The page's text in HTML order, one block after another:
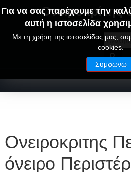
ΟΝΕΙΡΑ ΕΡΜΗΝΕΙΕΣ - ΑΛΦΑΒΗΤΙΚΟΣ
Για να σας παρέχουμε την
αυτή η ιστοσελίδα
Με τη χρήση της ιστοσελίδας μας,
cookies.
Συμφωνώ
Ονειροκριτης
όνειρο